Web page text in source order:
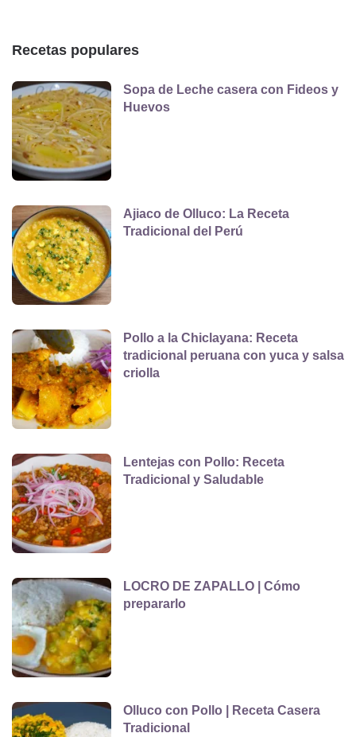
Recetas populares
Sopa de Leche casera con Fideos y
Huevos
Ajiaco de Olluco: La Receta
Tradicional del Perú
Pollo a la Chiclayana: Receta
tradicional peruana con yuca y salsa
criolla
Lentejas con Pollo: Receta
Tradicional y Saludable
LOCRO DE ZAPALLO | Cómo
prepararlo
Olluco con Pollo | Receta Casera
Tradicional